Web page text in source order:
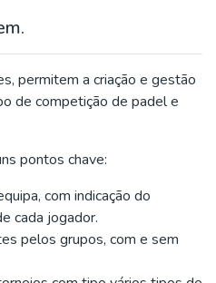
permitem a criação e gestão
de competição de padel e
pontos chave:
com indicação do
cada jogador.
pelos grupos, com e sem